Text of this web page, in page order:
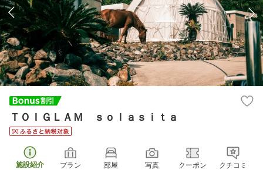
ＴＯＩＧＬＡＭ ｓｏｌａｓｉｔａ
施設紹介 プラン 部屋 写真 クーポン クチコミ